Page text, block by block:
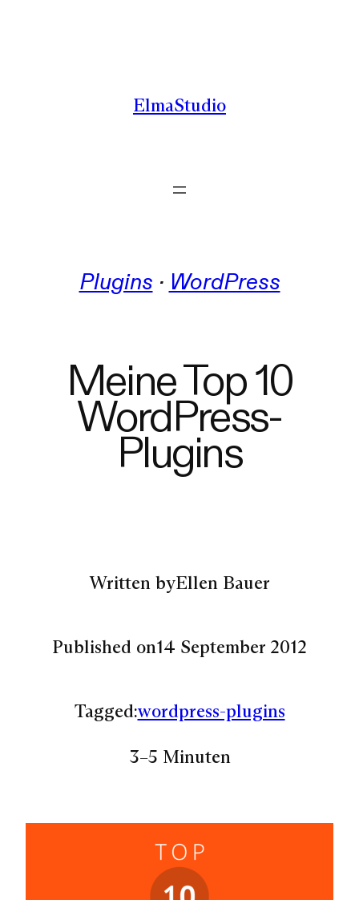
ElmaStudio
Plugins · WordPress
Meine Top 10
WordPress-
Plugins
Written byEllen Bauer
Published on14 September 2012
Tagged:wordpress-plugins
3–5 Minuten